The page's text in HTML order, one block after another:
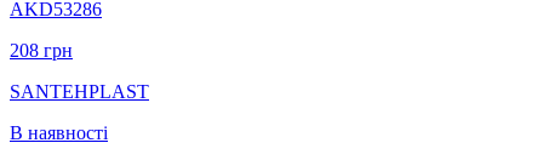
AKD53286
208 грн
SANTEHPLAST
В наявності